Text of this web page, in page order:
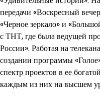
передачи «Воскресный
«Черное зеркало» и
с ТНТ, где была ведущей
России». Работая на
создании программы
спектр проектов в ее
каждым из них на высшем